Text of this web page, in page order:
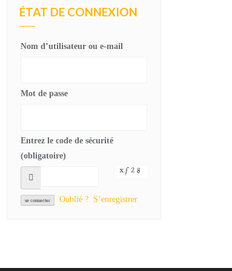
ÉTAT DE CONNEXION
Nom d’utilisateur ou e-mail
Mot de passe
Entrez le code de sécurité
(obligatoire)
Oublié ? S’enregistrer